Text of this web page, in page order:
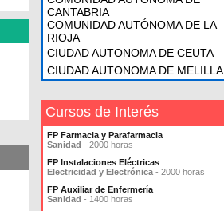
CANTABRIA
COMUNIDAD AUTÓNOMA DE LA
RIOJA
CIUDAD AUTONOMA DE CEUTA
CIUDAD AUTONOMA DE MELILLA
Cursos de Interés
FP Farmacia y Parafarmacia
Sanidad - 2000 horas
FP Instalaciones Eléctricas
Electricidad y Electrónica - 2000 horas
FP Auxiliar de Enfermería
Sanidad - 1400 horas